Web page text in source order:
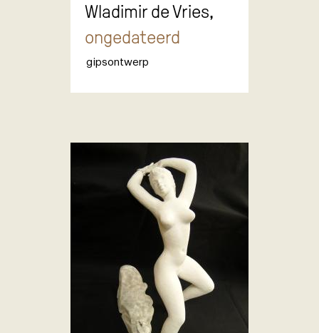
Wladimir de Vries,
ongedateerd
gipsontwerp